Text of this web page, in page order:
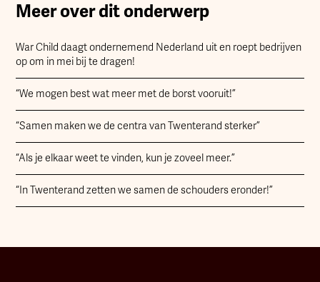
Meer over dit onderwerp
War Child daagt ondernemend Nederland uit en roept bedrijven
op om in mei bij te dragen!
“We mogen best wat meer met de borst vooruit!”
“Samen maken we de centra van Twenterand sterker”
“Als je elkaar weet te vinden, kun je zoveel meer.”
“In Twenterand zetten we samen de schouders eronder!”